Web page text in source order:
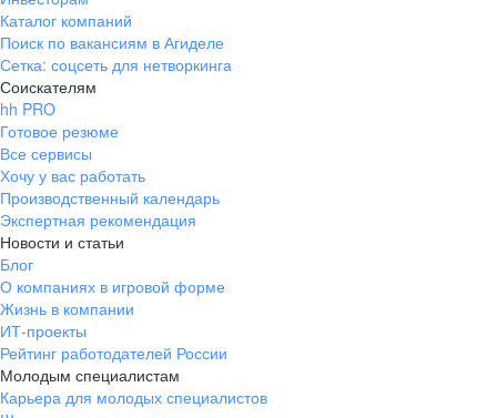
Каталог компаний
Поиск по вакансиям в Агиделе
Сетка: соцсеть для нетворкинга
Соискателям
hh PRO
Готовое резюме
Все сервисы
Хочу у вас работать
Производственный календарь
Экспертная рекомендация
Новости и статьи
Блог
О компаниях в игровой форме
Жизнь в компании
ИТ-проекты
Рейтинг работодателей России
Молодым специалистам
Карьера для молодых специалистов